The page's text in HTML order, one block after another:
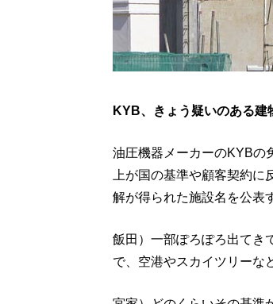
KYB、きょう疑いのある建
油圧機器メーカーのKYBの
上が国の基準や顧客契約
解が得られた施設名を公表
飯田）一部ぽろぽろ出てき
で、空港やスカイツリーな